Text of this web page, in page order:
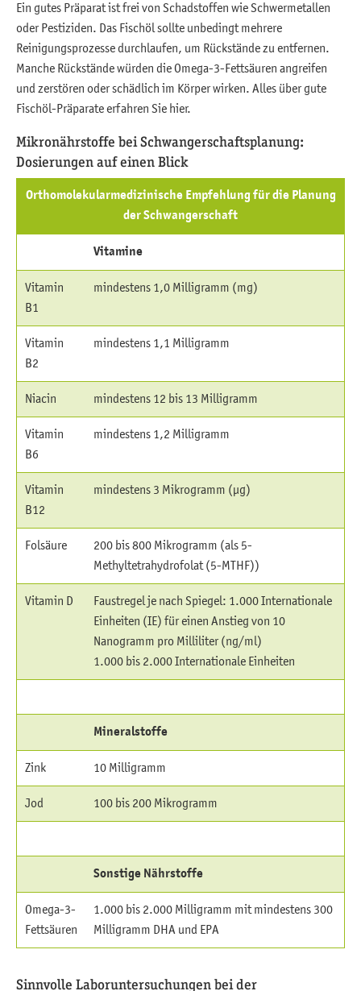
Ein gutes Präparat ist frei von Schadstoffen wie Schwermetallen
oder Pestiziden. Das Fischöl sollte unbedingt mehrere
Reinigungsprozesse durchlaufen, um Rückstände zu entfernen.
Manche Rückstände würden die Omega-3-Fettsäuren angreifen
und zerstören oder schädlich im Körper wirken. Alles über gute
Fischöl-Präparate erfahren Sie hier.
Mikronährstoffe bei Schwangerschaftsplanung:
Dosierungen auf einen Blick
Orthomolekularmedizinische Empfehlung für die Planung
der Schwangerschaft
Vitamine
Vitamin
B1
mindestens 1,0 Milligramm (mg)
Vitamin
B2
mindestens 1,1 Milligramm
Niacin mindestens 12 bis 13 Milligramm
Vitamin
B6
mindestens 1,2 Milligramm
Vitamin
B12
mindestens 3 Mikrogramm (µg)
Folsäure
200 bis 800 Mikrogramm (als 5-
Methyltetrahydrofolat (5-MTHF))
Vitamin D
Faustregel je nach Spiegel: 1.000 Internationale
Einheiten (IE) für einen Anstieg von 10
Nanogramm pro Milliliter (ng/ml)
1.000 bis 2.000 Internationale Einheiten
Mineralstoffe
Zink 10 Milligramm
Jod 100 bis 200 Mikrogramm
Sonstige Nährstoffe
Omega-3-
Fettsäuren
1.000 bis 2.000 Milligramm mit mindestens 300
Milligramm DHA und EPA
Sinnvolle Laboruntersuchungen bei der